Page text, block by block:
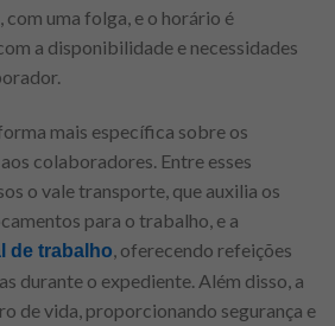
com uma folga, e o horário é
a disponibilidade e necessidades
mais específica sobre os
colaboradores. Entre esses
o vale transporte, que auxilia os
para o trabalho, e a
de trabalho , oferecendo refeições
durante o expediente. Além disso, a
de vida, proporcionando segurança e